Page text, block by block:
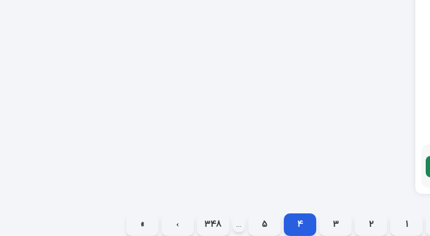
1
2
3
4
5
...
348
›
»